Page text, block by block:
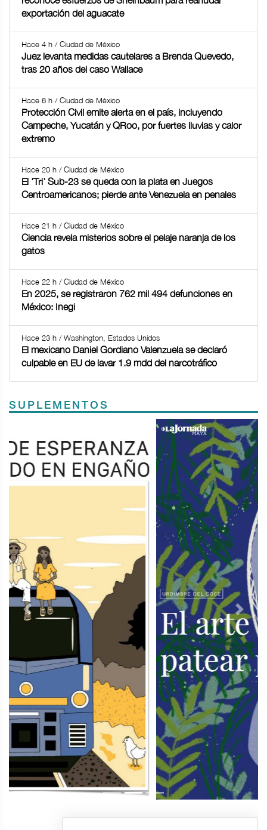
exportación del aguacate
Hace 4 h / Ciudad de México
Juez levanta medidas cautelares a Brenda Quevedo,
tras 20 años del caso Wallace
Hace 6 h / Ciudad de México
Protección Civil emite alerta en el país, incluyendo
Campeche, Yucatán y QRoo, por fuertes lluvias y calor
extremo
Hace 20 h / Ciudad de México
El 'Tri' Sub-23 se queda con la plata en Juegos
Centroamericanos; pierde ante Venezuela en penales
Hace 21 h / Ciudad de México
Ciencia revela misterios sobre el pelaje naranja de los
gatos
Hace 22 h / Ciudad de México
En 2025, se registraron 762 mil 494 defunciones en
México: Inegi
Hace 23 h / Washington, Estados Unidos
El mexicano Daniel Gordiano Valenzuela se declaró
culpable en EU de lavar 1.9 mdd del narcotráfico
SUPLEMENTOS
Previous Next